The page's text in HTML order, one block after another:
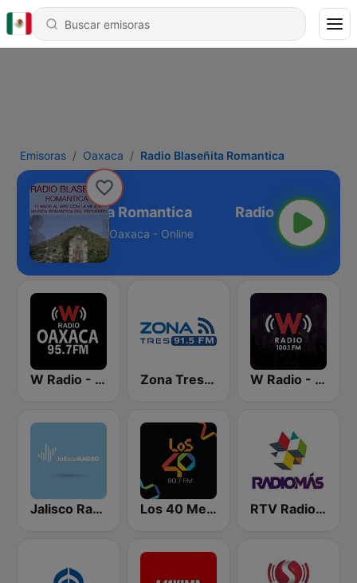
Emisoras Oaxaca Radio Blaseñita Romantica
Radio Blaseñita Romantica
Oaxaca - Online
W Radio - Oaxaca Zona Tres 91.5 FM W Radio - San Luis
Jalisco Radio Los 40 Mexicali RTV Radio Más